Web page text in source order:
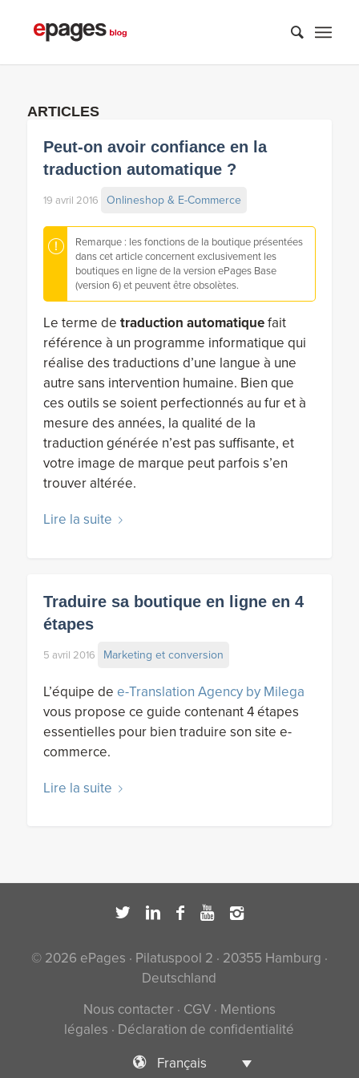
ARTICLES
Peut-on avoir confiance en la
traduction automatique ?
19 avril 2016 Onlineshop & E-Commerce
Remarque : les fonctions de la boutique présentées
dans cet article concernent exclusivement les
boutiques en ligne de la version ePages Base
(version 6) et peuvent être obsolètes.
Le terme de traduction automatiquefait
référence à un programme informatique qui
réalise des traductions d’une langue à une
autre sans intervention humaine. Bien que
ces outils se soient perfectionnés au fur et à
mesure des années, la qualité de la
traduction générée n’est pas suffisante, et
votre image de marque peut parfois s’en
trouver altérée.
Lire la suite
Traduire sa boutique en ligne en 4
étapes
5 avril 2016 Marketing et conversion
L’équipe de e-Translation Agency by Milega
vous propose ce guide contenant 4 étapes
essentielles pour bien traduire son site e-
commerce.
Lire la suite
© 2026 ePages · Pilatuspool 2 · 20355 Hamburg ·
Deutschland
Nous contacter · CGV· Mentions
légales · Déclaration de confidentialité
Français